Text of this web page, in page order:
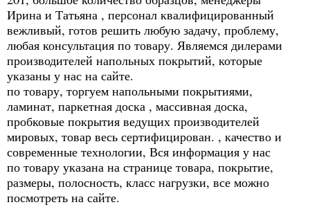
Ирина и Татьяна , персонал квалифицированный
вежливый, готов решить любую задачу, проблему,
любая консультация по товару. Являемся дилерами
производителей напольных покрытий, которые
указаны у нас на сайте.
по товару, торгуем напольными покрытиями,
ламинат, паркетная доска , массивная доска,
пробковые покрытия ведущих производителей
мировых, товар весь сертифицирован. , качество и
современные технологии, Вся информация у нас
по товару указана на странице товара, покрытие,
размеры, полосность, класс нагрузки, все можно
посмотреть на сайте.